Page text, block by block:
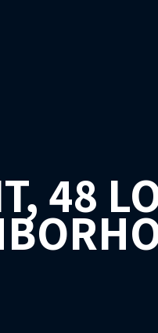
48